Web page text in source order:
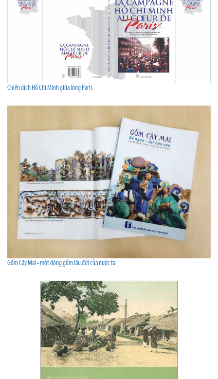
Chiến dịch Hồ Chí Minh giữa lòng Paris
Gốm Cây Mai - một dòng gốm lâu đời của nước ta